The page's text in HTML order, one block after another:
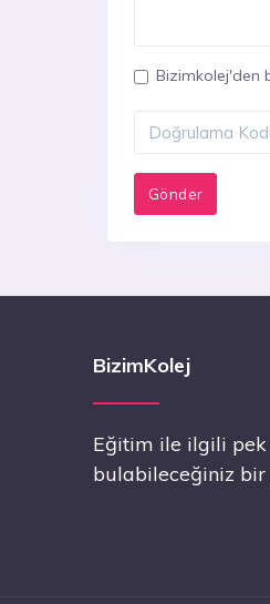
Bizimkolej'den
BizimKolej
Eğitim ile ilgili pek
bulabileceğiniz